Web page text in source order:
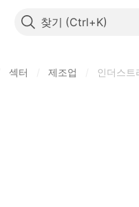
찾기
섹터 제조업 인더스트